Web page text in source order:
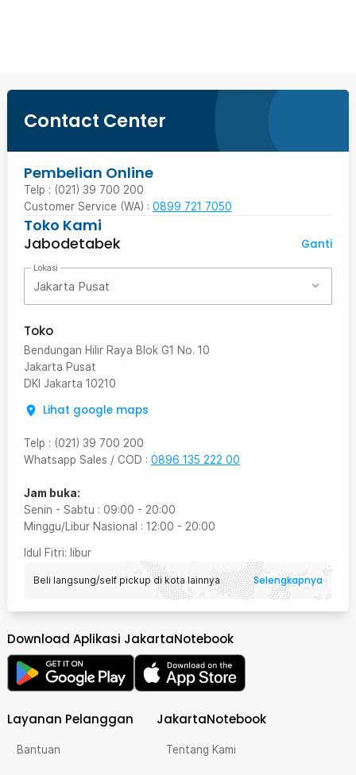
Contact Center
Pembelian Online
Telp : (021) 39 700 200
Customer Service (WA) : 0899 721 7050
Toko Kami
Jabodetabek
Ganti
Lokasi
Jakarta Pusat
Toko
Bendungan Hilir Raya Blok G1 No. 10
Jakarta Pusat
DKI Jakarta 10210
Lihat google maps
Telp : (021) 39 700 200
Whatsapp Sales / COD : 0896 135 222 00
Jam buka:
Senin - Sabtu : 09:00 - 20:00
Minggu/Libur Nasional : 12:00 - 20:00
Idul Fitri: libur
Beli langsung/self pickup di kota lainnya Selengkapnya
Download Aplikasi JakartaNotebook
Layanan Pelanggan
Bantuan
JakartaNotebook
Tentang Kami